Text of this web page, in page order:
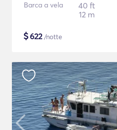
Barca a vela
40 ft
12 m
$622/notte